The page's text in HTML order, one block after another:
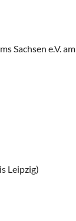
Sachsen e.V. am
Leipzig)